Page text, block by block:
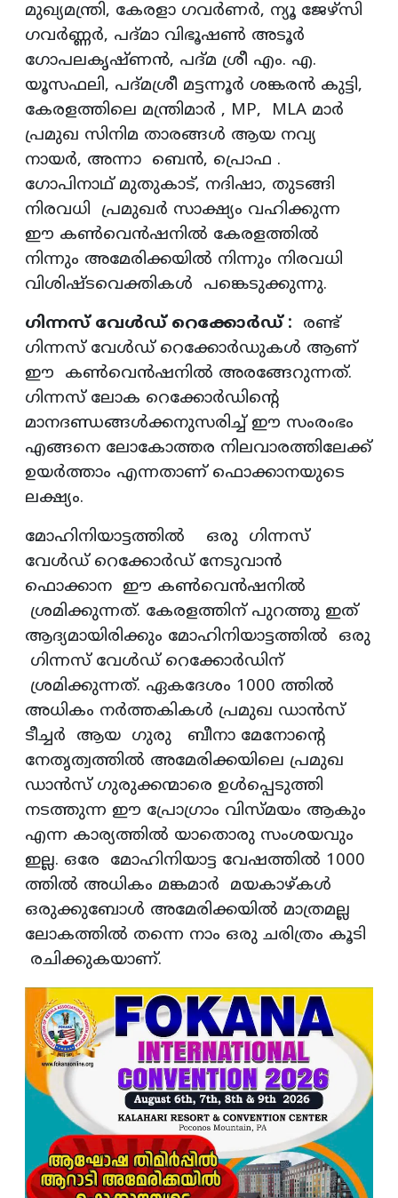
മുഖ്യമന്ത്രി, കേരളാ ഗവര്‍ണര്‍, ന്യൂ ജേഴ്സി
ഗവര്‍ണ്ണര്‍, പദ്മാ വിഭൂഷണ്‍ അടൂര്‍
ഗോപലകൃഷ്ണന്‍, പദ്മ ശ്രീ എം. എ.
യൂസഫലി, പദ്മശ്രീ മട്ടന്നൂര്‍ ശങ്കരന്‍ കുട്ടി,
കേരളത്തിലെ മന്ത്രിമാര്‍ , MP, MLA മാര്‍
പ്രമുഖ സിനിമ താരങ്ങള്‍ ആയ നവ്യ
നായര്‍, അന്നാ ബെന്‍, പ്രൊഫ .
ഗോപിനാഥ് മുതുകാട്, നദിഷാ, തുടങ്ങി
നിരവധി പ്രമുഖര്‍ സാക്ഷ്യം വഹിക്കുന്ന
ഈ കണ്‍വെന്‍ഷനില്‍ കേരളത്തില്‍
നിന്നും അമേരിക്കയില്‍ നിന്നും നിരവധി
വിശിഷ്ടവെക്തികള്‍ പങ്കെടുക്കുന്നു.
ഗിന്നസ് വേള്‍ഡ് റെക്കോര്‍ഡ് :
രണ്ട്
ഗിന്നസ് വേള്‍ഡ് റെക്കോര്‍ഡുകള്‍ ആണ്
ഈ കണ്‍വെന്‍ഷനില്‍ അരങ്ങേറുന്നത്.
ഗിന്നസ് ലോക റെക്കോര്‍ഡിന്റെ
മാനദണ്ഡങ്ങള്‍ക്കനുസരിച്ച് ഈ സംരംഭം
എങ്ങനെ ലോകോത്തര നിലവാരത്തിലേക്ക്
ഉയര്‍ത്താം എന്നതാണ് ഫൊക്കാനയുടെ
ലക്ഷ്യം.
മോഹിനിയാട്ടത്തില്‍ ഒരു ഗിന്നസ്
വേള്‍ഡ് റെക്കോര്‍ഡ് നേടുവാന്‍
ഫൊക്കാന ഈ കണ്‍വെന്‍ഷനില്‍
ശ്രമിക്കുന്നത്. കേരളത്തിന് പുറത്തു ഇത്
ആദ്യമായിരിക്കും മോഹിനിയാട്ടത്തില്‍ ഒരു
ഗിന്നസ് വേള്‍ഡ് റെക്കോര്‍ഡിന്
ശ്രമിക്കുന്നത്. ഏകദേശം 1000 ത്തില്‍
അധികം നര്‍ത്തകികള്‍ പ്രമുഖ ഡാന്‍സ്
ടീച്ചര്‍ ആയ ഗുരു ബീനാ മേനോന്റെ
നേതൃത്വത്തില്‍ അമേരിക്കയിലെ പ്രമുഖ
ഡാന്‍സ് ഗുരുക്കന്മാരെ ഉള്‍പ്പെടുത്തി
നടത്തുന്ന ഈ പ്രോഗ്രാം വിസ്മയം ആകും
എന്ന കാര്യത്തില്‍ യാതൊരു സംശയവും
ഇല്ല. ഒരേ മോഹിനിയാട്ട വേഷത്തില്‍ 1000
ത്തില്‍ അധികം മങ്കമാര്‍ മയകാഴ്കള്‍
ഒരുക്കുബോള്‍ അമേരിക്കയില്‍ മാത്രമല്ല
ലോകത്തില്‍ തന്നെ നാം ഒരു ചരിത്രം കൂടി
രചിക്കുകയാണ്.